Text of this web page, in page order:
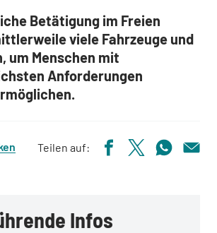
Betätigung im Freien
viele Fahrzeuge und
um Menschen mit
Anforderungen
Teilen auf:
Infos